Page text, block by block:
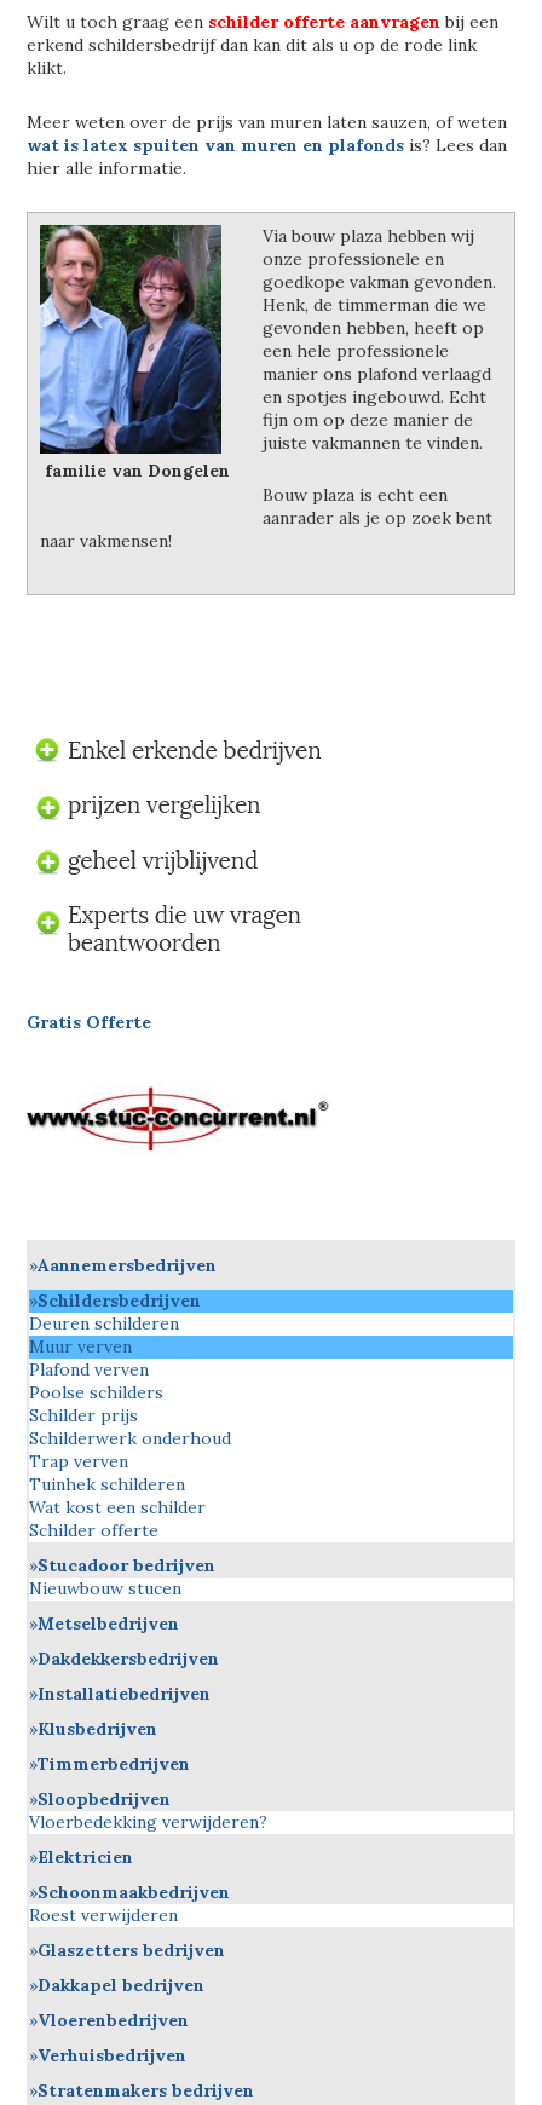
Wilt u toch graag een schilder offerte aanvragenbij een
erkend schildersbedrijf dan kan dit als u op de rode link
klikt.
Meer weten over de prijs van muren laten sauzen, of weten
wat is latex spuiten van muren en plafonds is? Lees dan
hier alle informatie.
familie van Dongelen
Via bouw plaza hebben wij
onze professionele en
goedkope vakman gevonden.
Henk, de timmerman die we
gevonden hebben, heeft op
een hele professionele
manier ons plafond verlaagd
en spotjes ingebouwd. Echt
fijn om op deze manier de
juiste vakmannen te vinden.
Bouw plaza is echt een
aanrader als je op zoek bent
naar vakmensen!
Gratis Offerte
Aannemersbedrijven
Schildersbedrijven
Deuren schilderen
Muur verven
Plafond verven
Poolse schilders
Schilder prijs
Schilderwerk onderhoud
Trap verven
Tuinhek schilderen
Wat kost een schilder
Schilder offerte
Stucadoor bedrijven
Nieuwbouw stucen
Metselbedrijven
Dakdekkersbedrijven
Installatiebedrijven
Klusbedrijven
Timmerbedrijven
Sloopbedrijven
Vloerbedekking verwijderen?
Elektricien
Schoonmaakbedrijven
Roest verwijderen
Glaszetters bedrijven
Dakkapel bedrijven
Vloerenbedrijven
Verhuisbedrijven
Stratenmakers bedrijven